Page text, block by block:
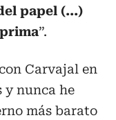
papel (...)
”.
Carvajal en
y nunca he
más barato